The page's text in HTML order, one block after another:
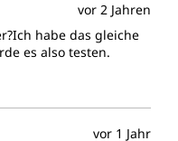
vor 2 Jahren
habe das gleiche
es also testen.
vor 1 Jahr